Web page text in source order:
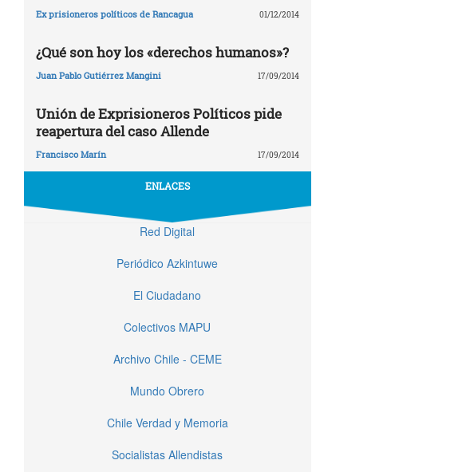
Ex prisioneros políticos de Rancagua 01/12/2014
¿Qué son hoy los «derechos humanos»?
Juan Pablo Gutiérrez Mangini 17/09/2014
Unión de Exprisioneros Políticos pide
reapertura del caso Allende
Francisco Marín 17/09/2014
ENLACES
Red Digital
Periódico Azkintuwe
El Ciudadano
Colectivos MAPU
Archivo Chile - CEME
Mundo Obrero
Chile Verdad y Memoria
Socialistas Allendistas